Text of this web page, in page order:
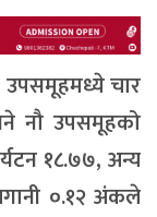
चार
नौ उपसमूहको
१८.७७, अन्य
०.१२ अंकले